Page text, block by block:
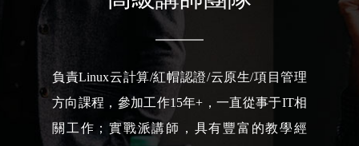
負責Linux云計算/紅帽認證/云原生/項目管理
方向課程，參加工作15年+，一直從事于IT相
關工作；實戰派講師，具有豐富的教學經